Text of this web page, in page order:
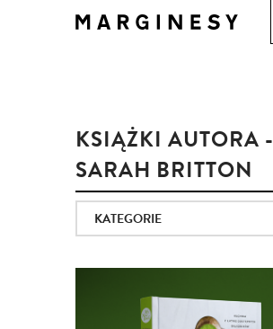
KSIĄŻKI AUTORA -
SARAH BRITTON
KATEGORIE